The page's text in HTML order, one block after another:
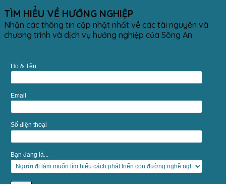
TÌM HIỂU VỀ HƯỚNG NGHIỆP
Nhận các thông tin cập nhật nhất về các tài nguyên và
chương trình và dịch vụ hướng nghiệp của Sông An.
Họ & Tên
Email
Số điện thoại
Bạn đang là...